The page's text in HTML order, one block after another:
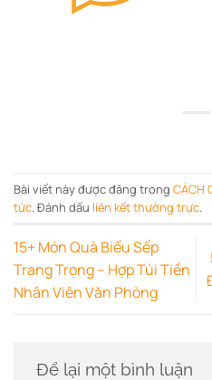
Bài viết này được đăng trong CÁCH
tức. Đánh dấu liên kết thường trực.
15+ Món Quà Biếu Sếp
Trang Trọng – Hợp Túi Tiền
Nhân Viên Văn Phòng
Để lại một bình luận